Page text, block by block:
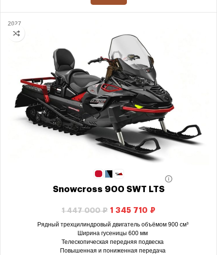
2027
Snowcross 900 SWT LTS
1 447 000₽ 1 345 710 ₽
Рядный трехцилиндровый двигатель объёмом 900 см³
Ширина гусеницы 600 мм
Телескопическая передняя подвеска
Повышенная и пониженная передача